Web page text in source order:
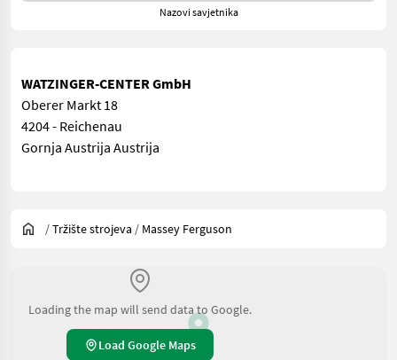
Nazovi savjetnika
WATZINGER-CENTER GmbH
Oberer Markt 18
4204 - Reichenau
Gornja Austrija Austrija
/Tržište strojeva / Massey Ferguson
Loading the map will send data to Google.
Load Google Maps